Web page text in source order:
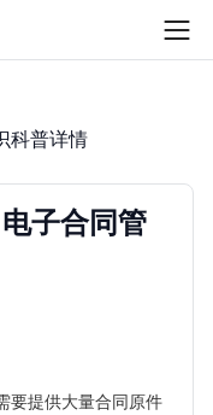
科普详情
子合同管
要提供大量合同原件